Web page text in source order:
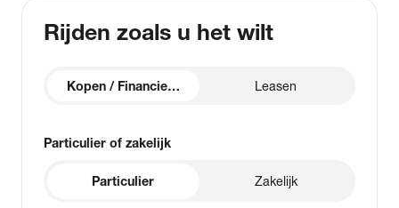
Rijden zoals u het wilt
Kopen / Financieren Leasen
Particulier of zakelijk
Particulier Zakelijk